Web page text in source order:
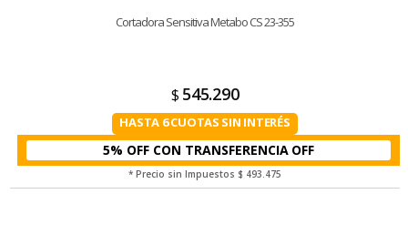
Cortadora Sensitiva Metabo CS 23-355
$ 545.290
HASTA 6 CUOTAS SIN INTERÉS
5% OFF CON TRANSFERENCIA
* Precio sin Impuestos $ 493.475